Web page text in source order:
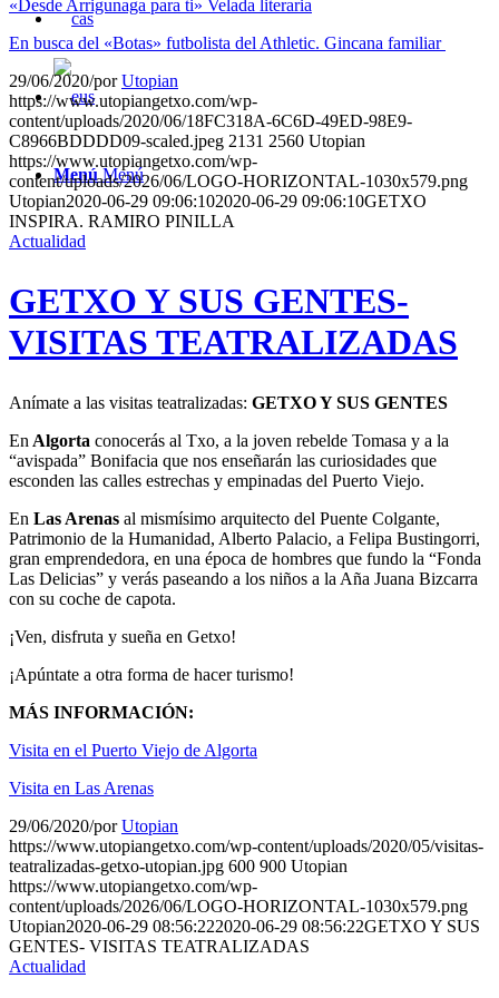
Menú Menú
«Desde Arrigunaga para ti» Velada literaria
En busca del «Botas» futbolista del Athletic. Gincana familiar
29/06/2020/porUtopian
https://www.utopiangetxo.com/wp-
content/uploads/2020/06/18FC318A-6C6D-49ED-98E9-
C8966BDDDD09-scaled.jpeg 2131 2560 Utopian
https://www.utopiangetxo.com/wp-
content/uploads/2026/06/LOGO-HORIZONTAL-1030x579.png
Utopian2020-06-29 09:06:102020-06-29 09:06:10GETXO
INSPIRA. RAMIRO PINILLA
Actualidad
GETXO Y SUS GENTES-
VISITAS TEATRALIZADAS
Anímate a las visitas teatralizadas: GETXO Y SUS GENTES
En Algorta conocerás al Txo, a la joven rebelde Tomasa y a la
“avispada” Bonifacia que nos enseñarán las curiosidades que
esconden las calles estrechas y empinadas del Puerto Viejo.
En Las Arenas al mismísimo arquitecto del Puente Colgante,
Patrimonio de la Humanidad, Alberto Palacio, a Felipa Bustingorri,
gran emprendedora, en una época de hombres que fundo la “Fonda
Las Delicias” y verás paseando a los niños a la Aña Juana Bizcarra
con su coche de capota.
¡Ven, disfruta y sueña en Getxo!
¡Apúntate a otra forma de hacer turismo!
MÁS INFORMACIÓN:
Visita en el Puerto Viejo de Algorta
Visita en Las Arenas
29/06/2020/porUtopian
https://www.utopiangetxo.com/wp-content/uploads/2020/05/visitas-
teatralizadas-getxo-utopian.jpg 600 900 Utopian
https://www.utopiangetxo.com/wp-
content/uploads/2026/06/LOGO-HORIZONTAL-1030x579.png
Utopian2020-06-29 08:56:222020-06-29 08:56:22GETXO Y SUS
GENTES- VISITAS TEATRALIZADAS
Actualidad